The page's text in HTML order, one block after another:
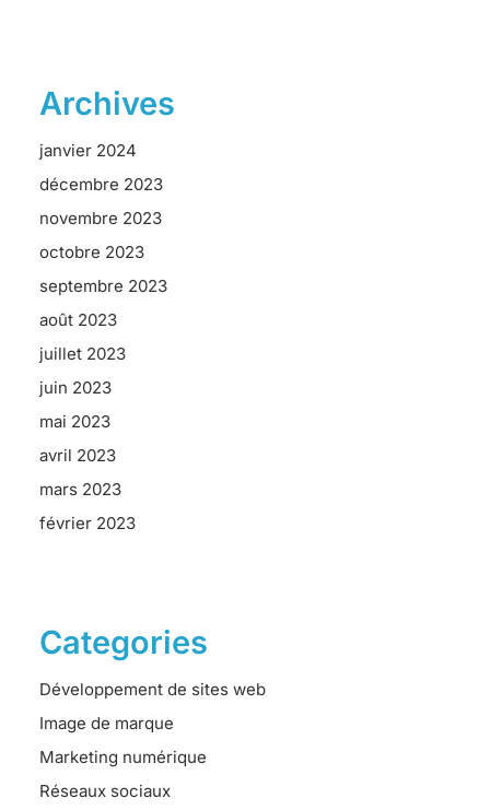
Archives
janvier 2024
décembre 2023
novembre 2023
octobre 2023
septembre 2023
août 2023
juillet 2023
juin 2023
mai 2023
avril 2023
mars 2023
février 2023
Categories
Développement de sites web
Image de marque
Marketing numérique
Réseaux sociaux